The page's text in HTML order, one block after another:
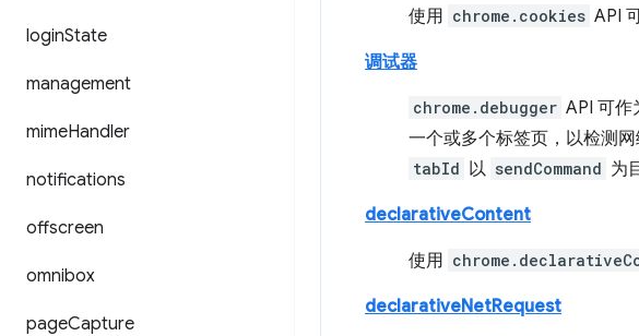
loginState
management
mimeHandler
notifications
offscreen
omnibox
pageCapture
使用 chrome.cookies API
调试器
chrome.debugger API 可作
一个或多个标签页，以检测
tabId 以 sendCommand 为
declarativeContent
使用
declarativeNetRequest